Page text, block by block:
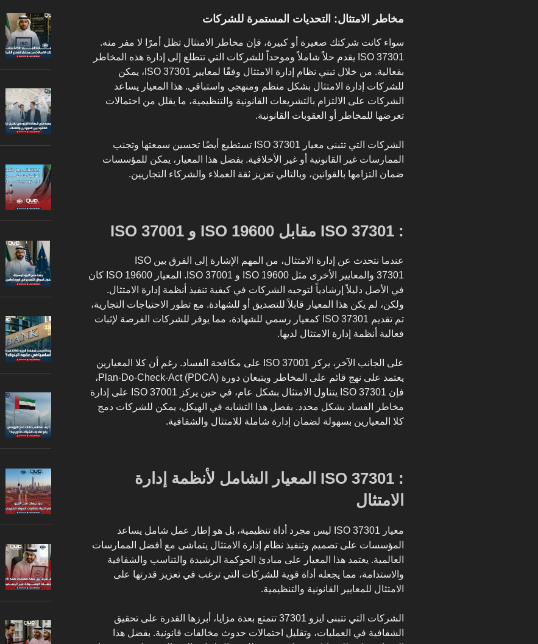
مخاطر الامتثال: التحديات المستمرة للشركات
سواء كانت شركتك صغيرة أو كبيرة، فإن مخاطر الامتثال تظل أمرًا لا مفر منه.
ISO 37301 يقدم حلاً شاملاً وموحداً للشركات التي تتطلع إلى إدارة هذه المخاطر
بفعالية. من خلال تبني نظام إدارة الامتثال وفقًا لمعايير ISO 37301، يمكن
للشركات إدارة الامتثال بشكل منظم ومنهجي واستباقي. هذا المعيار يساعد
الشركات على الالتزام بالتشريعات القانونية والتنظيمية، ما يقلل من احتمالات
تعرضها للمخاطر أو العقوبات القانونية.
الشركات التي تتبنى معيار ISO 37301 تستطيع أيضًا تحسين سمعتها وتجنب
الممارسات غير القانونية أو غير الأخلاقية. بفضل هذا المعيار، يمكن للمؤسسات
ضمان التزامها بالقوانين، وبالتالي تعزيز ثقة العملاء والشركاء التجاريين.
: ISO 37301 مقابل ISO 19600 و ISO 37001
عندما نتحدث عن إدارة الامتثال، من المهم الإشارة إلى الفرق بين ISO
37301 والمعايير الأخرى مثل ISO 19600 و ISO 37001. المعيار ISO 19600 كان
في الأصل دليلاً إرشادياً لتوجيه الشركات في كيفية تنفيذ أنظمة إدارة الامتثال.
ولكن، لم يكن هذا المعيار قابلاً للتصديق أو للشهادة. مع تطور الاحتياجات التجارية،
تم تقديم ISO 37301 كمعيار رسمي للشهادة، مما يوفر للشركات الفرصة لإثبات
فعالية أنظمة إدارة الامتثال لديها.
على الجانب الآخر، يركز ISO 37001 على مكافحة الفساد. رغم أن كلا المعيارين
يعتمد على نهج قائم على المخاطر ويتبعان دورة Plan-Do-Check-Act (PDCA)،
فإن ISO 37301 يتناول الامتثال بشكل عام، في حين يركز ISO 37001 على إدارة
مخاطر الفساد بشكل محدد. بفضل هذا التشابه في الهيكل، يمكن للشركات دمج
كلا المعيارين بسهولة لضمان إدارة شاملة للامتثال والشفافية.
: ISO 37301 المعيار الشامل لأنظمة إدارة
الامتثال
معيار ISO 37301 ليس مجرد أداة تنظيمية، بل هو إطار عمل شامل يساعد
المؤسسات على تصميم وتنفيذ نظام إدارة الامتثال يتماشى مع أفضل الممارسات
العالمية. يعتمد هذا المعيار على مبادئ الحوكمة الرشيدة والتناسب والشفافية
والاستدامة، مما يجعله أداة قوية للشركات التي ترغب في تعزيز قدرتها على
الامتثال للمعايير القانونية والتنظيمية.
الشركات التي تتبنى ايزو 37301 تتمتع بعدة مزايا، أبرزها القدرة على تحقيق
الشفافية في العمليات، وتقليل احتمالات حدوث مخالفات قانونية. بفضل هذا